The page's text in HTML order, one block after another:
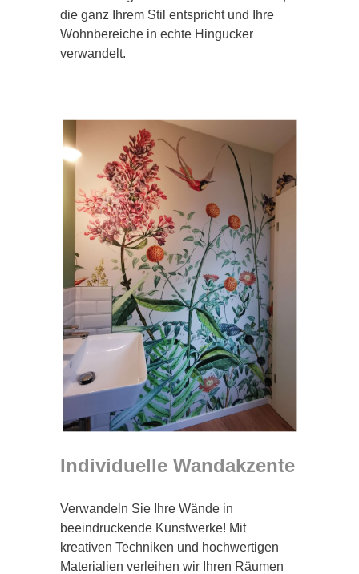
die ganz Ihrem Stil entspricht und Ihre
Wohnbereiche in echte Hingucker
verwandelt.
Individuelle Wandakzente
Verwandeln Sie Ihre Wände in
beeindruckende Kunstwerke! Mit
kreativen Techniken und hochwertigen
Materialien verleihen wir Ihren Räumen